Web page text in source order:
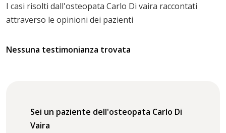
I casi risolti dall'osteopata Carlo Di vaira raccontati
attraverso le opinioni dei pazienti
Nessuna testimonianza trovata
Sei un paziente dell'osteopata Carlo Di
Vaira